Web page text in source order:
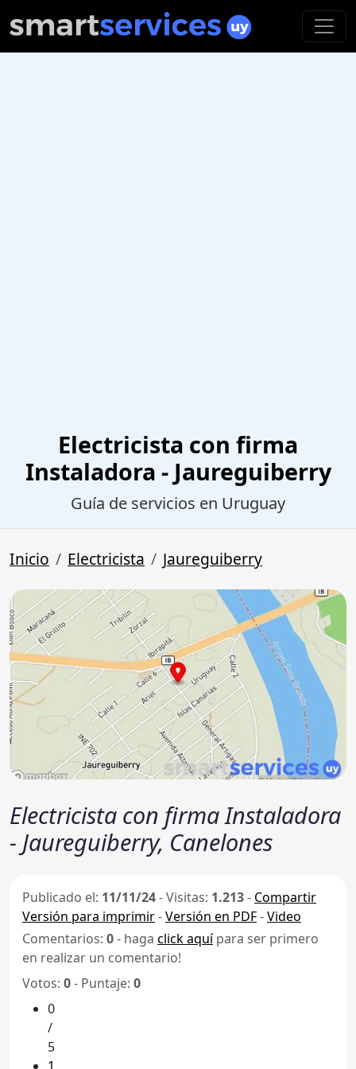
Electricista con firma
Instaladora - Jaureguiberry
Guía de servicios en Uruguay
Inicio Electricista Jaureguiberry
Electricista con firma Instaladora
- Jaureguiberry, Canelones
Publicado el: 11/11/24-Visitas: 1.213- Compartir
Versión para imprimir-Versión en PDF-Video
Comentarios: 0- haga click aquípara ser primero
en realizar un comentario!
Votos: 0- Puntaje: 0
0
/
5
1